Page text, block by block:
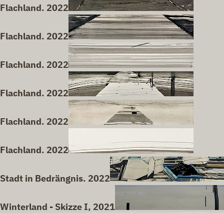
Flachland. 2022
Flachland. 2022
Flachland. 2022
Flachland. 2022
Flachland. 2022
Flachland. 2022
Stadt in Bedrängnis. 2022
Winterland - Skizze I, 2021